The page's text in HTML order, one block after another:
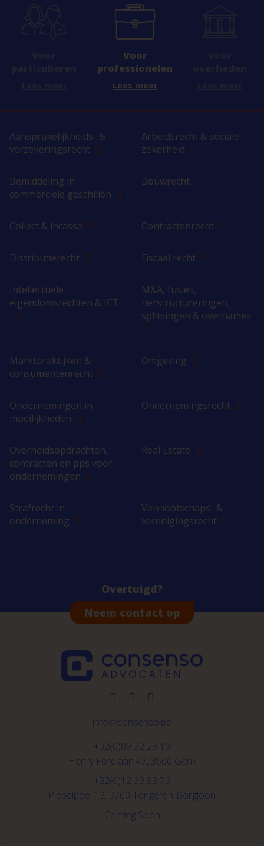
Voor
professionelen
Lees meer
Aansprakelijkheids- &
verzekeringsrecht
Arbeidsrecht & sociale
zekerheid
Bemiddeling in
commerciële geschillen
Bouwrecht
Collect & incasso Contractenrecht
Distributierecht Fiscaal recht
Intellectuele
eigendomsrechten & ICT
M&A, fusies,
herstructureringen,
splitsingen & overnames
Marktpraktijken &
consumentenrecht
Omgeving
Ondernemingen in
moeilijkheden
Ondernemingsrecht
Overheidsopdrachten, -
contracten en pps voor
ondernemingen
Real Estate
Strafrecht in
onderneming
Vennootschaps- &
verenigingsrecht
Overtuigd?
Neem contact op
info@consenso.be
+32(0)89 32 29 10
Henry Fordlaan 47, 3600 Genk
+32(0)12 39 83 70
Piepelpoel 13, 3700 Tongeren-Borgloon
Coming Soon